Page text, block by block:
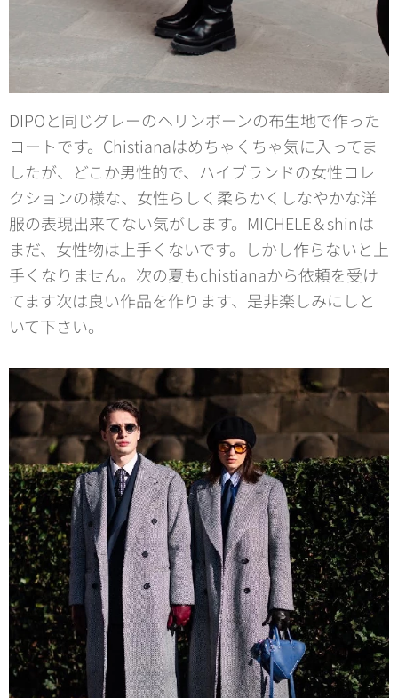
DIPOと同じグレーのヘリンボーンの布生地で作った
コートです。Chistianaはめちゃくちゃ気に入ってま
したが、どこか男性的で、ハイブランドの女性コレ
クションの様な、女性らしく柔らかくしなやかな洋
服の表現出来てない気がします。MICHELE＆shinは
まだ、女性物は上手くないです。しかし作らないと上
手くなりません。次の夏もchistianaから依頼を受け
てます次は良い作品を作ります、是非楽しみにしと
いて下さい。